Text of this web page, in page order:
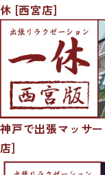
休 [西宮店]
神戸で出張マッサ
店]